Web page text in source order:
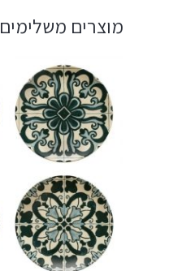
מוצרים משלימים